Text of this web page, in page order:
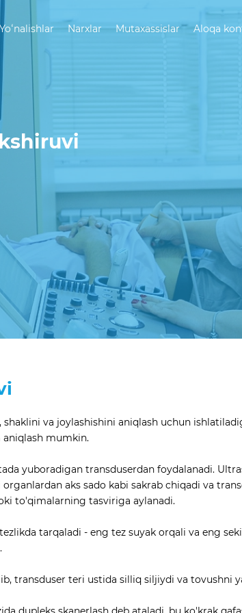
Yoʻnalishlar Narxlar Mutaxassislar Aloqa
va joylashishini aniqlash uchun
mumkin.
yuboradigan transduserdan foydalanadi.
aks sado kabi sakrab chiqadi va
to'qimalarning tasviriga aylanadi.
tarqaladi - eng tez suyak orqali va eng
transduser teri ustida silliq siljiydi va tovushni